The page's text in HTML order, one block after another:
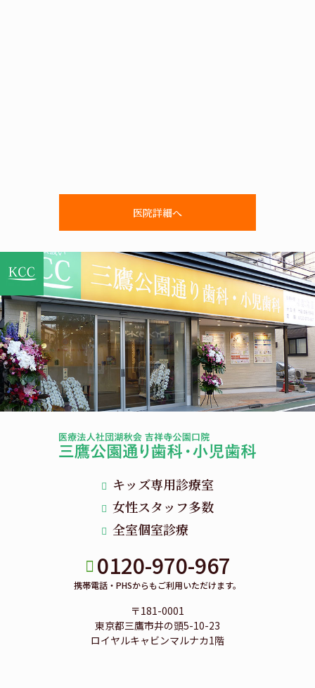
医院詳細へ
キッズ専用診療室
女性スタッフ多数
全室個室診療
0120-970-967
携帯電話・PHSからもご利用いただけます。
〒181-0001
東京都三鷹市井の頭5-10-23
ロイヤルキャビンマルナカ1階